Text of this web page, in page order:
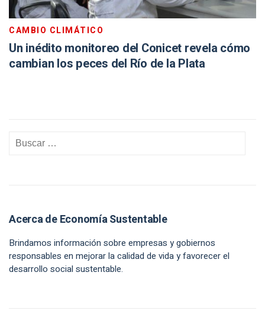
CAMBIO CLIMÁTICO
Un inédito monitoreo del Conicet revela cómo
cambian los peces del Río de la Plata
Acerca de Economía Sustentable
Brindamos información sobre empresas y gobiernos
responsables en mejorar la calidad de vida y favorecer el
desarrollo social sustentable.